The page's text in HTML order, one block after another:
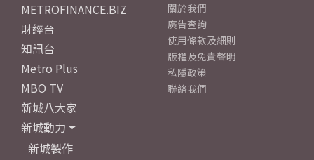
METROFINANCE.BIZ
財經台
知訊台
Metro Plus
MBO TV
新城八大家
新城動力
新城製作
關於我們
廣告查詢
使用條款及細則
版權及免責聲明
私隱政策
聯絡我們